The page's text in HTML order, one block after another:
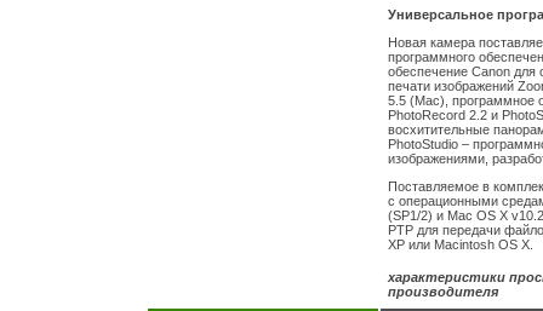
Универсальное
Новая камера
программного
обеспечение Canon для
печати изображений
5.5 (Mac), программное
PhotoRecord 2.2 и
восхитительные
PhotoStudio –
изображениями,
Поставляемое в
с операционными
(SP1/2) и Mac OS X
PTP для передачи
XP или Macintosh OS X.
характеристики
производителя